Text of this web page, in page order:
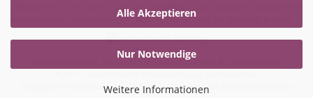
Alle Akzeptieren
Nur Notwendige
Weitere Informationen
umfangreichen und optimal auf die Bedürfnisse von Allergikern abgestimmten
Produktsortiment zusammengestellt. Besuchen Sie uns auch auf
Preisangaben inkl. gesetzl. MwSt. und zzgl. Service- & Versandkosten
Copyright © 2026 allsana - Produkte für Allergiker - Alle Rechte vorbehalten.